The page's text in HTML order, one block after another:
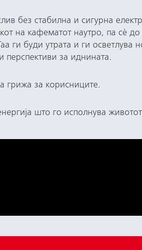
без стабилна и сигурна
на кафематот наутро, па сѐ до
ги буди утрата и ги осветлува
перспективи за иднината.
грижа за корисниците.
што го исполнува животот